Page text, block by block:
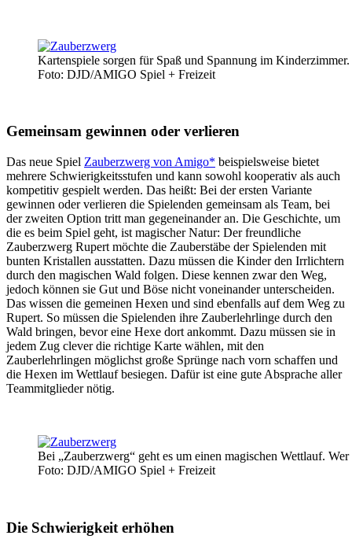
Kartenspiele sorgen für Spaß und Spannung im Kinderzimmer.
Foto: DJD/AMIGO Spiel + Freizeit
Gemeinsam gewinnen oder verlieren
Das neue Spiel Zauberzwerg von Amigo* beispielsweise bietet
mehrere Schwierigkeitsstufen und kann sowohl kooperativ als auch
kompetitiv gespielt werden. Das heißt: Bei der ersten Variante
gewinnen oder verlieren die Spielenden gemeinsam als Team, bei
der zweiten Option tritt man gegeneinander an. Die Geschichte, um
die es beim Spiel geht, ist magischer Natur: Der freundliche
Zauberzwerg Rupert möchte die Zauberstäbe der Spielenden mit
bunten Kristallen ausstatten. Dazu müssen die Kinder den Irrlichtern
durch den magischen Wald folgen. Diese kennen zwar den Weg,
jedoch können sie Gut und Böse nicht voneinander unterscheiden.
Das wissen die gemeinen Hexen und sind ebenfalls auf dem Weg zu
Rupert. So müssen die Spielenden ihre Zauberlehrlinge durch den
Wald bringen, bevor eine Hexe dort ankommt. Dazu müssen sie in
jedem Zug clever die richtige Karte wählen, mit den
Zauberlehrlingen möglichst große Sprünge nach vorn schaffen und
die Hexen im Wettlauf besiegen. Dafür ist eine gute Absprache aller
Teammitglieder nötig.
Bei „Zauberzwerg“ geht es um einen magischen Wettlauf.
Foto: DJD/AMIGO Spiel + Freizeit
Die Schwierigkeit erhöhen